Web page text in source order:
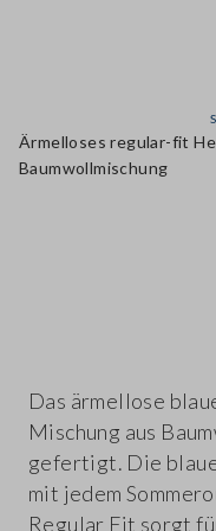
Ärmelloses regular-fit
Baumwollmischung
Das ärmellose
Mischung aus
gefertigt. Die
mit jedem
Regular Fit sorgt